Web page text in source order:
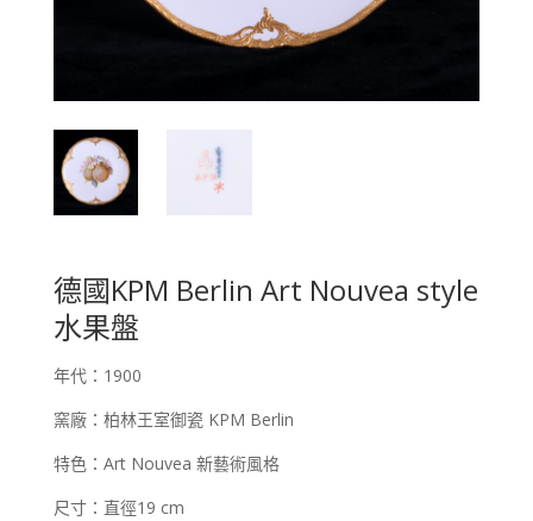
德國KPM Berlin Art Nouvea style
水果盤
年代：1900
窯廠：柏林王室御瓷 KPM Berlin
特色：Art Nouvea 新藝術風格
尺寸：直徑19 cm